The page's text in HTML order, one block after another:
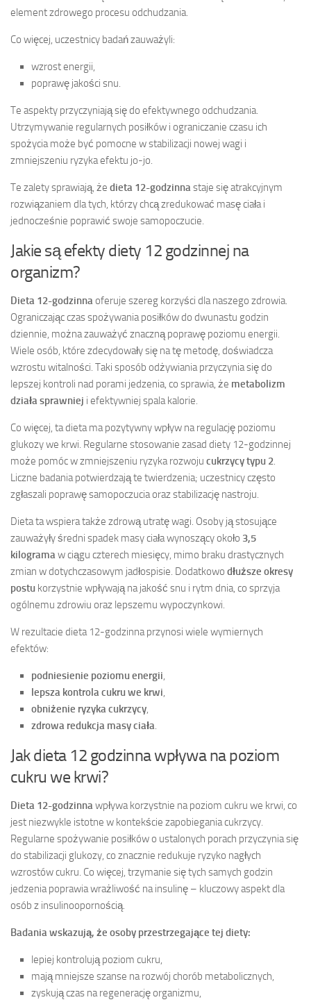
element zdrowego procesu odchudzania.
Co więcej, uczestnicy badań zauważyli:
wzrost energii,
poprawę jakości snu.
Te aspekty przyczyniają się do efektywnego odchudzania.
Utrzymywanie regularnych posiłków i ograniczanie czasu ich
spożycia może być pomocne w stabilizacji nowej wagi i
zmniejszeniu ryzyka efektu jo-jo.
Te zalety sprawiają, że dieta 12-godzinnastaje się atrakcyjnym
rozwiązaniem dla tych, którzy chcą zredukować masę ciała i
jednocześnie poprawić swoje samopoczucie.
Jakie są efekty diety 12 godzinnej na
organizm?
Dieta 12-godzinnaoferuje szereg korzyści dla naszego zdrowia.
Ograniczając czas spożywania posiłków do dwunastu godzin
dziennie, można zauważyć znaczną poprawę poziomu energii.
Wiele osób, które zdecydowały się na tę metodę, doświadcza
wzrostu witalności. Taki sposób odżywiania przyczynia się do
lepszej kontroli nad porami jedzenia, co sprawia, że metabolizm
działa sprawniej i efektywniej spala kalorie.
Co więcej, ta dieta ma pozytywny wpływ na regulację poziomu
glukozy we krwi. Regularne stosowanie zasad diety 12-godzinnej
może pomóc w zmniejszeniu ryzyka rozwoju cukrzycy typu 2.
Liczne badania potwierdzają te twierdzenia; uczestnicy często
zgłaszali poprawę samopoczucia oraz stabilizację nastroju.
Dieta ta wspiera także zdrową utratę wagi. Osoby ją stosujące
zauważyły średni spadek masy ciała wynoszący około 3,5
kilogramaw ciągu czterech miesięcy, mimo braku drastycznych
zmian w dotychczasowym jadłospisie. Dodatkowo dłuższe okresy
postu korzystnie wpływają na jakość snu i rytm dnia, co sprzyja
ogólnemu zdrowiu oraz lepszemu wypoczynkowi.
W rezultacie dieta 12-godzinna przynosi wiele wymiernych
efektów:
podniesienie poziomu energii,
lepsza kontrola cukru we krwi,
obniżenie ryzyka cukrzycy,
zdrowa redukcja masy ciała.
Jak dieta 12 godzinna wpływa na poziom
cukru we krwi?
Dieta 12-godzinnawpływa korzystnie na poziom cukru we krwi, co
jest niezwykle istotne w kontekście zapobiegania cukrzycy.
Regularne spożywanie posiłków o ustalonych porach przyczynia się
do stabilizacji glukozy, co znacznie redukuje ryzyko nagłych
wzrostów cukru. Co więcej, trzymanie się tych samych godzin
jedzenia poprawia wrażliwość na insulinę – kluczowy aspekt dla
osób z insulinoopornością.
Badania wskazują, że osoby przestrzegające tej diety:
lepiej kontrolują poziom cukru,
mają mniejsze szanse na rozwój chorób metabolicznych,
zyskują czas na regenerację organizmu,